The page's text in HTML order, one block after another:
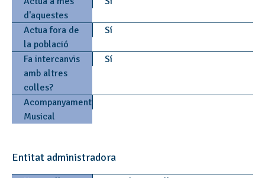
d'aquestes
Actua fora de
la població
Sí
Fa intercanvis
amb altres
colles?
Sí
Acompanyament
Musical
Entitat administradora